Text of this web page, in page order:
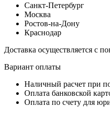
Санкт-Петербург
Москва
Ростов-на-Дону
Краснодар
Доставка осуществляется с
Вариант оплаты
Наличный расчет при
Оплата банковской
Оплата по счету для